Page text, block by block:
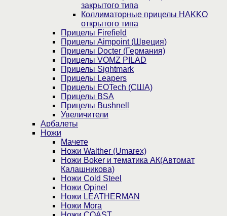
закрытого типа
Коллиматорные прицелы HAKKO
открытого типа
Прицелы Firefield
Прицелы Aimpoint (Швеция)
Прицелы Docter (Германия)
Прицелы VOMZ PILAD
Прицелы Sightmark
Прицелы Leapers
Прицелы EOTech (США)
Прицелы BSA
Прицелы Bushnell
Увеличители
Арбалеты
Ножи
Мачете
Ножи Walther (Umarex)
Ножи Boker и тематика АК(Автомат
Калашникова)
Ножи Cold Steel
Ножи Opinel
Ножи LEATHERMAN
Ножи Mora